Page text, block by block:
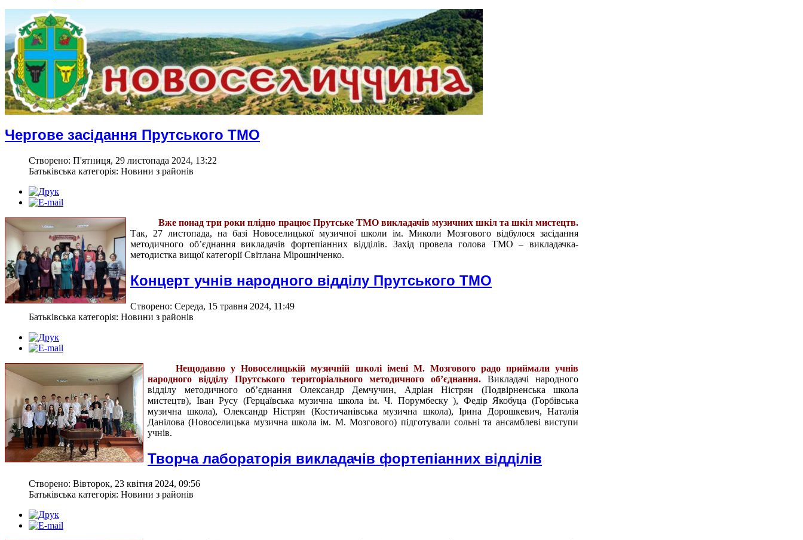
Чергове засідання Прутського ТМО
Створено: П'ятниця, 29 листопада 2024, 13:22
Батьківська категорія: Новини з районів
Вже понад три роки плідно працює Прутське ТМО викладачів музичних шкіл та шкіл мистецтв.
Так, 27 листопада, на базі Новоселицької музичної школи ім. Миколи Мозгового відбулося засідання
методичного об’єднання викладачів фортепіанних відділів. Захід провела голова ТМО – викладачка-
методистка вищої категорії Світлана Мірошніченко.
Концерт учнів народного відділу Прутського ТМО
Створено: Середа, 15 травня 2024, 11:49
Батьківська категорія: Новини з районів
Нещодавно у Новоселицькій музичній школі імені М. Мозгового радо приймали учнів
народного відділу Прутського територіального методичного об’єднання. Викладачі народного
відділу методичного об’єднання Олександр Демчучин, Адріан Ністрян (Подвірненська школа
мистецтв), Іван Русу (Герцаївська музична школа ім. Ч. Порумбеску ), Федір Якобуца (Горбівська
музична школа), Олександр Ністрян (Костичанівська музична школа), Ірина Дорошкевич, Наталія
Данілова (Новоселицька музична школа ім. М. Мозгового) підготували сольні та ансамблеві виступи
учнів.
Творча лабораторія викладачів фортепіанних відділів
Створено: Вівторок, 23 квітня 2024, 09:56
Батьківська категорія: Новини з районів